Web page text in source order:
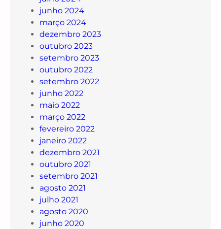
junho 2024
março 2024
dezembro 2023
outubro 2023
setembro 2023
outubro 2022
setembro 2022
junho 2022
maio 2022
março 2022
fevereiro 2022
janeiro 2022
dezembro 2021
outubro 2021
setembro 2021
agosto 2021
julho 2021
agosto 2020
junho 2020